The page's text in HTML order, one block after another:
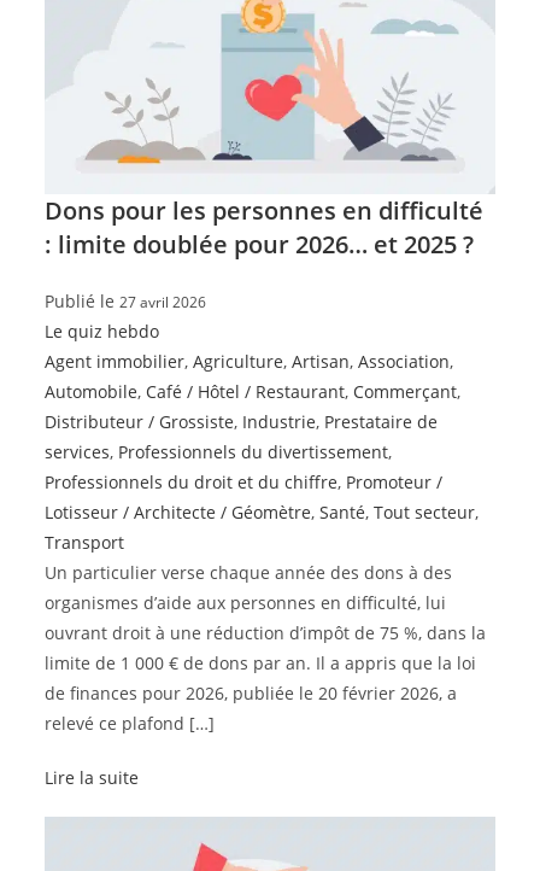
Dons pour les personnes en difficulté
: limite doublée pour 2026… et 2025 ?
Publié le27 avril 2026
Le quiz hebdo
Agent immobilier,Agriculture,Artisan,Association,
Automobile, Café / Hôtel / Restaurant, Commerçant,
Distributeur / Grossiste, Industrie, Prestataire de
services, Professionnels du divertissement,
Professionnels du droit et du chiffre, Promoteur /
Lotisseur / Architecte / Géomètre,Santé,Tout secteur,
Transport
Un particulier verse chaque année des dons à des
organismes d’aide aux personnes en difficulté, lui
ouvrant droit à une réduction d’impôt de 75 %, dans la
limite de 1 000 € de dons par an. Il a appris que la loi
de finances pour 2026, publiée le 20 février 2026, a
relevé ce plafond […]
Lire la suite